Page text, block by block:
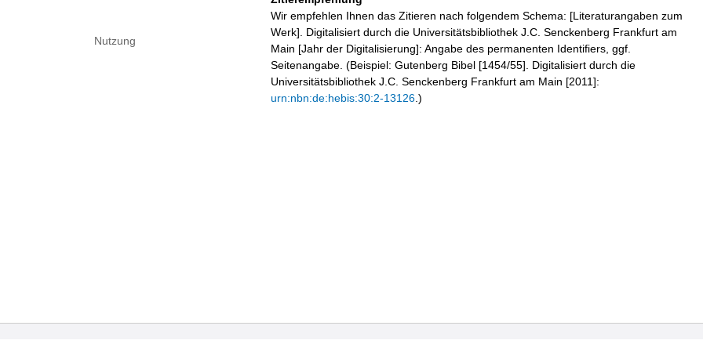
Nutzung
Wir empfehlen Ihnen das Zitieren nach folgendem Schema: [Literaturangaben zum
Werk]. Digitalisiert durch die Universitätsbibliothek J.C. Senckenberg Frankfurt am
Main [Jahr der Digitalisierung]: Angabe des permanenten Identifiers, ggf.
Seitenangabe. (Beispiel: Gutenberg Bibel [1454/55]. Digitalisiert durch die
Universitätsbibliothek J.C. Senckenberg Frankfurt am Main [2011]:
urn:nbn:de:hebis:30:2-13126 .)